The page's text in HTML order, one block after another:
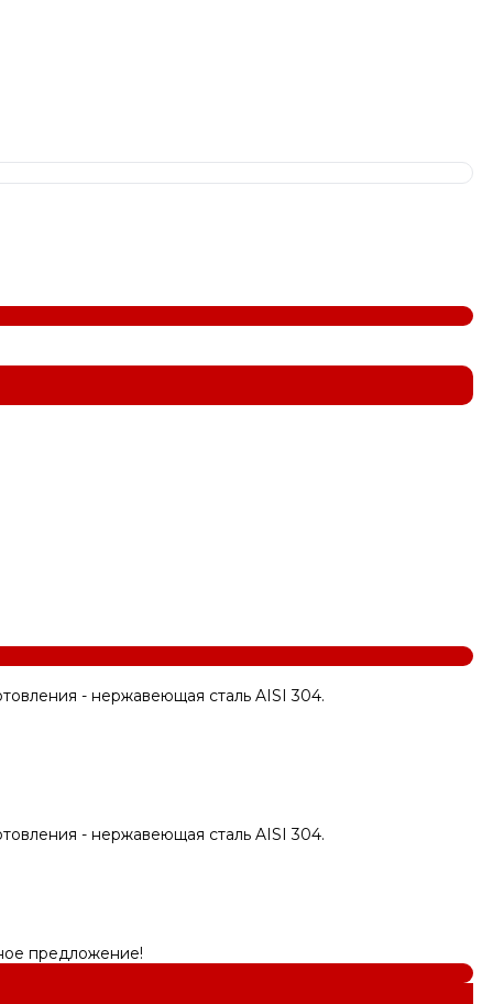
- нержавеющая сталь AISI 304.
- нержавеющая сталь AISI 304.
предложение!